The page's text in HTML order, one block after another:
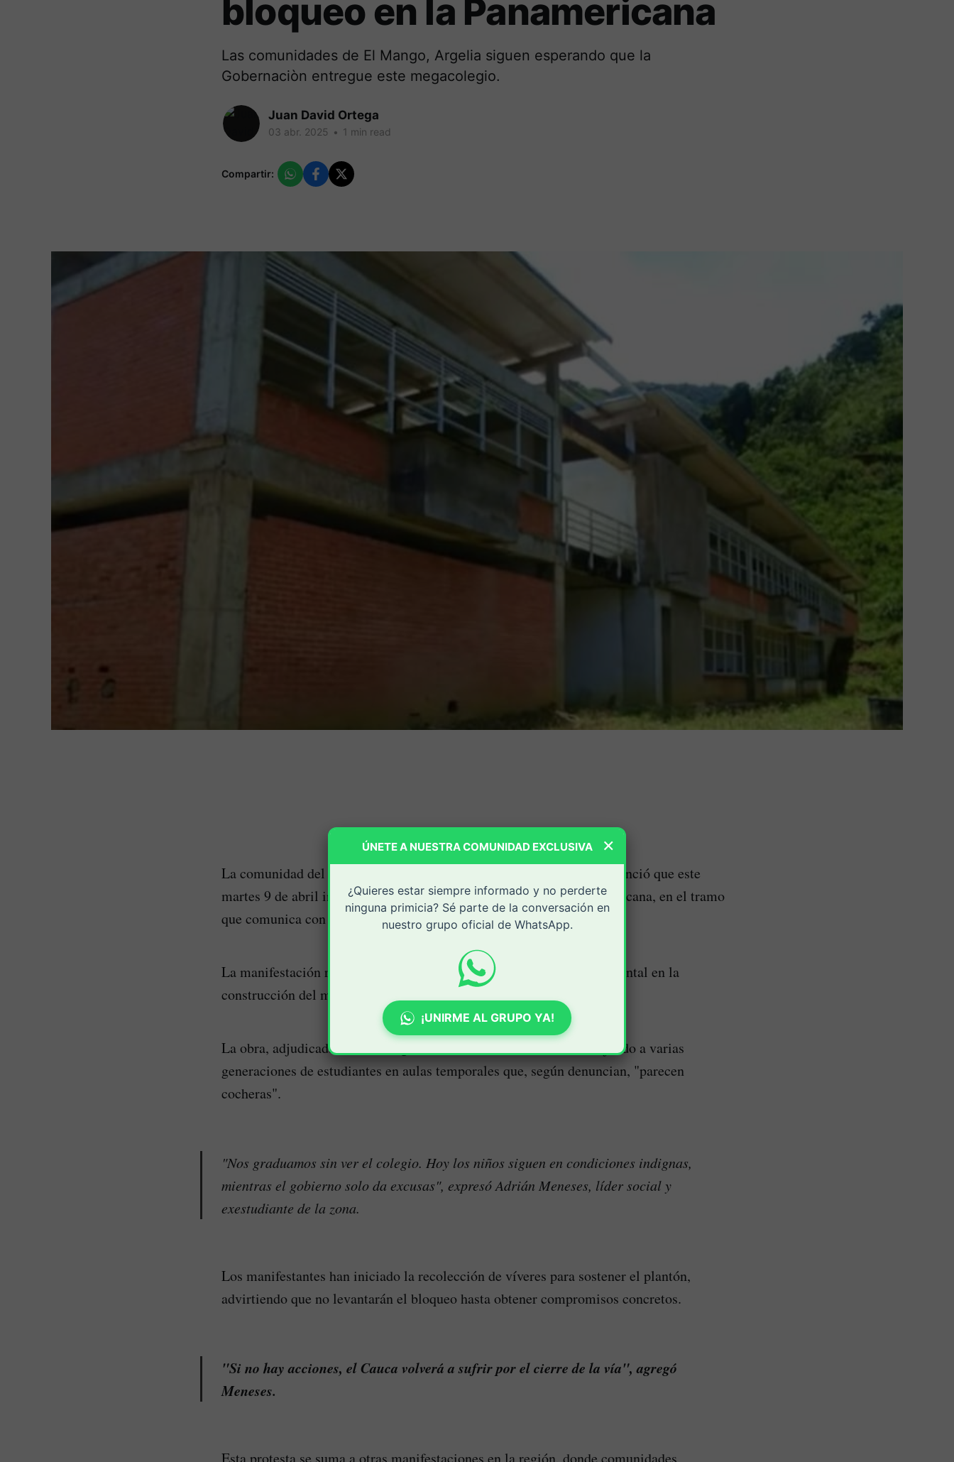
bloqueo en la Panamericana
Las comunidades de El Mango, Argelia siguen esperando que la
Gobernaciòn entregue este megacolegio.
Juan David Ortega
03 abr. 2025 • 1 min read
Compartir:
La comunidad del corregimiento de El Mango, en Argelia, Cauca, anunció que este
martes 9 de abril iniciará una protesta con el cierre de la vía Panamericana, en el tramo
que comunica con Nariño.
La manifestación responde al incumplimiento del gobierno departamental en la
construcción del megacolegio prometido desde 2012.
La obra, adjudicada en 2015, sigue inconclusa en abril de 2025, dejando a varias
generaciones de estudiantes en aulas temporales que, según denuncian, "parecen
cocheras".
"Nos graduamos sin ver el colegio. Hoy los niños siguen en condiciones indignas,
mientras el gobierno solo da excusas", expresó Adrián Meneses, líder social y
exestudiante de la zona.
Los manifestantes han iniciado la recolección de víveres para sostener el plantón,
advirtiendo que no levantarán el bloqueo hasta obtener compromisos concretos.
"Si no hay acciones, el Cauca volverá a sufrir por el cierre de la vía", agregó
Meneses.
×
ÚNETE A NUESTRA COMUNIDAD EXCLUSIVA
¿Quieres estar siempre informado y no perderte
ninguna primicia? Sé parte de la conversación en
nuestro grupo oficial de WhatsApp.
¡UNIRME AL GRUPO YA!